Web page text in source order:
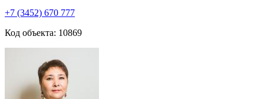
+7 (3452) 670 777
Код объекта: 10869